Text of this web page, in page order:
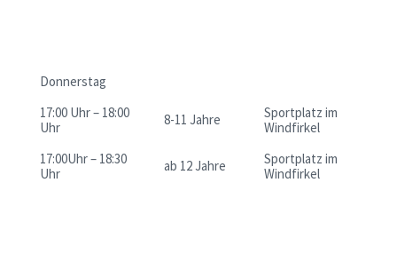
Donnerstag
17:00 Uhr – 18:00
Uhr
8-11 Jahre
Sportplatz im
Windfirkel
17:00Uhr – 18:30
Uhr
ab 12 Jahre
Sportplatz im
Windfirkel